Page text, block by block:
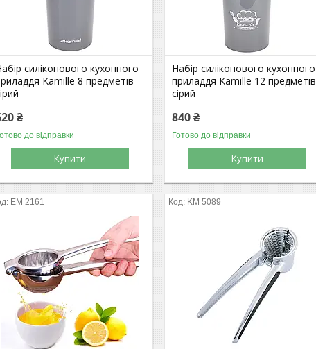
силіконового кухонного
Kamille 8 предметів
₴
до відправки
Купити
Набір силіконового кухонного
приладдя Kamille 12 предметів
cірий
840 ₴
Готово до відправки
Купити
EM 2161 KM 5089